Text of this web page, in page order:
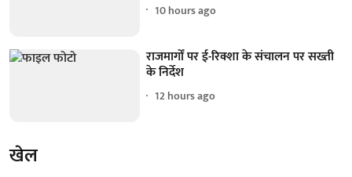
10 hours ago
राजमार्गों पर ई-रिक्शा के संचालन पर सख्ती
के निर्देश
12 hours ago
खेल